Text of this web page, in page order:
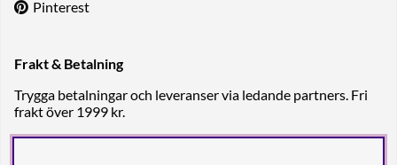
Pinterest
Frakt & Betalning
Trygga betalningar och leveranser via ledande partners. Fri
frakt över 1999 kr.